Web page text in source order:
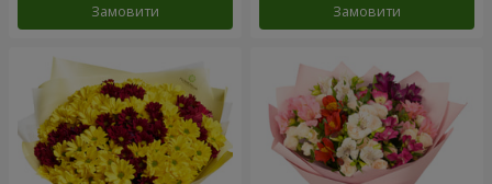
Замовити Замовити